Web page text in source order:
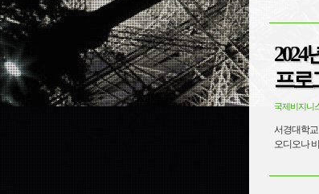
2024
프로
국제비지니
서경대학교 한불문화연구